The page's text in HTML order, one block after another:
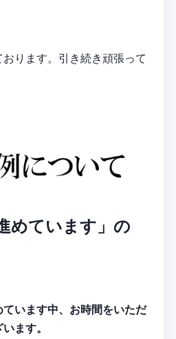
おります。引き続き頑張って
めています」の
います中、お時間をいただ
ます。